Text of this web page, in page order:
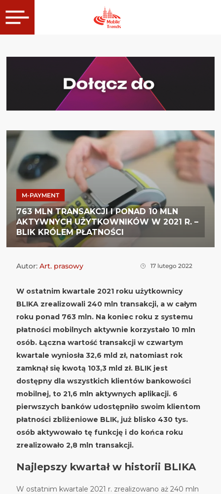
M-PAYMENT
763 MLN TRANSAKCJI I PONAD 10 MLN
AKTYWNYCH UŻYTKOWNIKÓW W 2021 R. –
BLIK KRÓLEM PŁATNOŚCI
Autor: Art. prasowy 17 lutego 2022
W ostatnim kwartale 2021 roku użytkownicy
BLIKA zrealizowali 240 mln transakcji, a w całym
roku ponad 763 mln. Na koniec roku z systemu
płatności mobilnych aktywnie korzystało 10 mln
osób. Łączna wartość transakcji w czwartym
kwartale wyniosła 32,6 mld zł, natomiast rok
zamknął się kwotą 103,3 mld zł. BLIK jest
dostępny dla wszystkich klientów bankowości
mobilnej, to 21,6 mln aktywnych aplikacji. 6
pierwszych banków udostępniło swoim klientom
płatności zbliżeniowe BLIK, już blisko 430 tys.
osób aktywowało tę funkcję i do końca roku
zrealizowało 2,8 mln transakcji.
Najlepszy kwartał w historii BLIKA
W ostatnim kwartale 2021 r. zrealizowano aż 240 mln